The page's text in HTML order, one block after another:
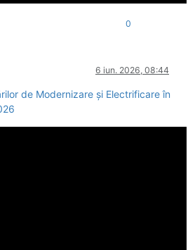
0
6 iun. 2026, 08:44
de Modernizare și Electrificare în